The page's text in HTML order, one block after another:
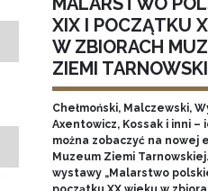
XIX I POCZĄTKU
W ZBIORACH
ZIEMI
Chełmoński, Malczewski,
Axentowicz, Kossak i inni –
można zobaczyć na nowej
Muzeum Ziemi
wystawy „Malarstwo